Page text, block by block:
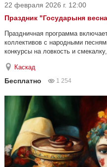
22 февраля 2026 г. 12:00
Праздник "Государыня
Праздничная программа
коллективов с народными
конкурсы на ловкость и смекалку,
Каскад
Бесплатно 1 254